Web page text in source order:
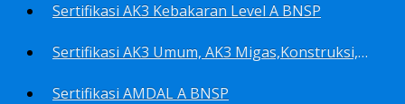
Sertifikasi AK3 Kebakaran Level A BNSP
Sertifikasi AK3 Umum, AK3 Migas,Konstruksi,Listrik&Boiler BNSP
Sertifikasi AMDAL A BNSP